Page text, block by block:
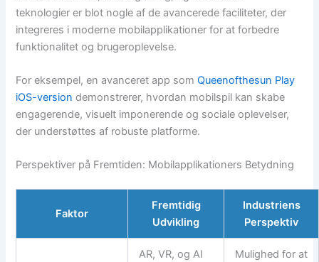
teknologier er blot nogle af de avancerede faciliteter, der
integreres i moderne mobilapplikationer for at forbedre
funktionalitet og brugeroplevelse.
For eksempel, en avanceret app somQueenofthesun Play
iOS-version demonstrerer, hvordan mobilspil kan skabe
engagerende, visuelt imponerende og sociale oplevelser,
der understøttes af robuste platforme.
Perspektiver på Fremtiden: Mobilapplikationers Betydning
Faktor
Fremtidig
Udvikling
Industriens
Perspektiv
AR, VR, og AI
Mulighed for at